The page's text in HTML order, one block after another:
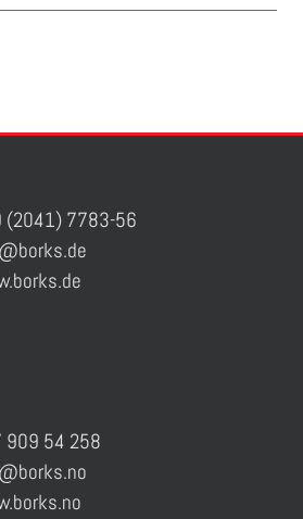
(2041) 7783-56
909 54 258